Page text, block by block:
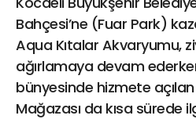
Bahçesi’ne (Fuar Park)
Aqua Kıtalar Akvaryumu,
ağırlamaya devam
bünyesinde hizmete
Mağazası da kısa sürede
21 Gölcük